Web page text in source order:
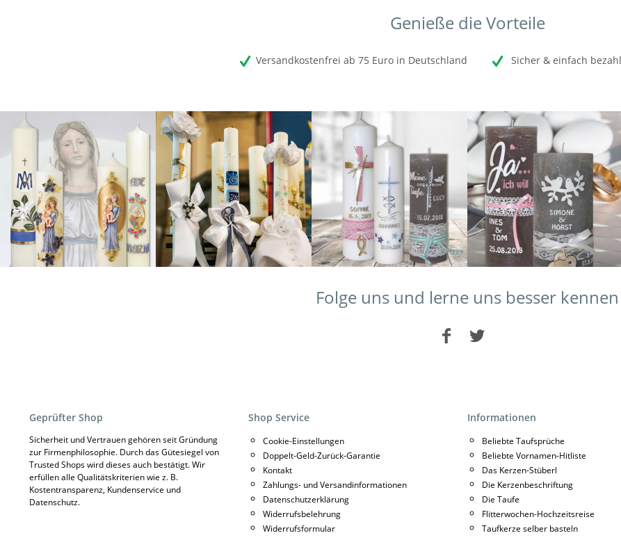
Genieße die Vorteile
Versandkostenfrei ab 75 Euro in Deutschland Sicher & einfach
Folge uns und lerne uns besser kennen
Geprüfter Shop
Sicherheit und Vertrauen gehören seit Gründung
zur Firmenphilosophie. Durch das Gütesiegel von
Trusted Shops wird dieses auch bestätigt. Wir
erfüllen alle Qualitätskriterien wie z. B.
Kostentransparenz, Kundenservice und
Datenschutz.
Shop Service
Cookie-Einstellungen
Doppelt-Geld-Zurück-Garantie
Kontakt
Zahlungs- und Versandinformationen
Datenschutzerklärung
Widerrufsbelehrung
Widerrufsformular
Informationen
Beliebte Taufsprüche
Beliebte Vornamen-Hitliste
Das Kerzen-Stüberl
Die Kerzenbeschriftung
Die Taufe
Flitterwochen-Hochzeitsreise
Taufkerze selber basteln